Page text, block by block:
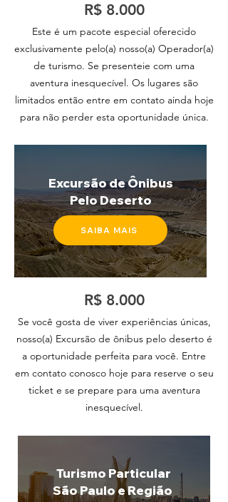
R$ 8.000
Este é um pacote especial oferecido
exclusivamente pelo(a) nosso(a) Operador(a)
de turismo. Se presenteie com uma
aventura inesquecível. Os lugares são
limitados então entre em contato ainda hoje
para não perder esta oportunidade única.
Excursão de Ônibus
Pelo Deserto
SAIBA MAIS
R$ 8.000
Se você gosta de viver experiências únicas,
nosso(a) Excursão de ônibus pelo deserto é
a oportunidade perfeita para você. Entre
em contato conosco hoje para reserve o seu
ticket e se prepare para uma aventura
inesquecível.
Turismo Particular
São Paulo e Região